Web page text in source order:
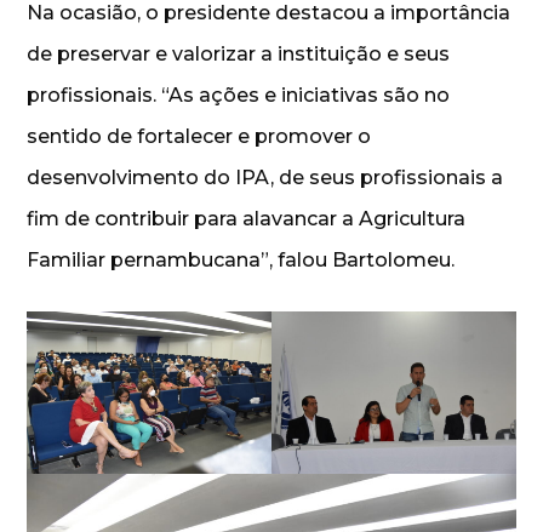
Na ocasião, o presidente destacou a importância
de preservar e valorizar a instituição e seus
profissionais. “As ações e iniciativas são no
sentido de fortalecer e promover o
desenvolvimento do IPA, de seus profissionais a
fim de contribuir para alavancar a Agricultura
Familiar pernambucana”, falou Bartolomeu.